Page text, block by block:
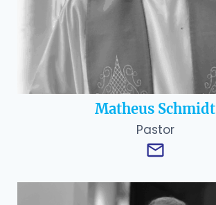
Matheus Schmidt
Pastor